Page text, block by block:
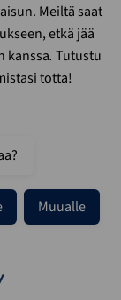
Meiltä saat
etkä jää
kanssa. Tutustu
totta!
Muualle